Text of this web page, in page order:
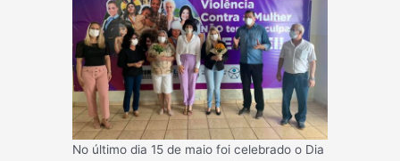
No último dia 15 de maio foi celebrado o Dia